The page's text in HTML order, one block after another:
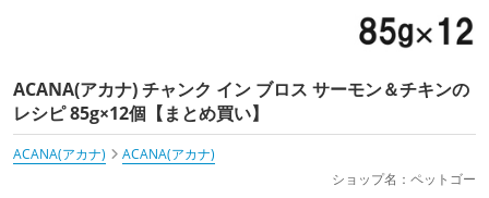
ACANA(アカナ) チャンク イン ブロス サーモン＆チキンの
レシピ 85g×12個【まとめ買い】
ACANA(アカナ)
ACANA(アカナ)
ショップ名：ペットゴー